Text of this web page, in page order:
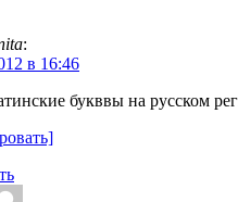
:
в 16:46
букввы на русском